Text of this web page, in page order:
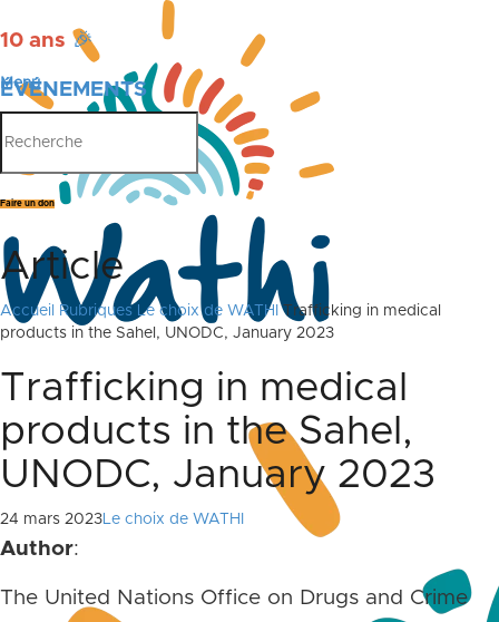
10 ans 🎉
ÉVÉNEMENTS
PUBLICATIONS
Menu
Faire un don
Article
Accueil Rubriques Le choix de WATHI
Trafficking in medical
products in the Sahel, UNODC, January 2023
Trafficking in medical
products in the Sahel,
UNODC, January 2023
24 mars 2023Le choix de WATHI
Author:
The United Nations Office on Drugs and Crime